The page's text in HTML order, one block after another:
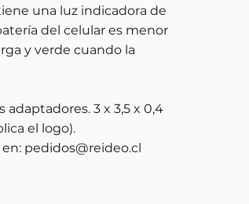
una luz indicadora de
del celular es menor
y verde cuando la
3 x 3,5 x 0,4
el logo).
pedidos@reideo.cl